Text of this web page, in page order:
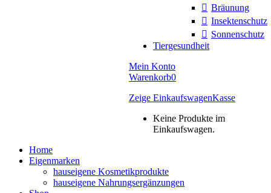
Bräunung
Insektenschutz
Sonnenschutz
Tiergesundheit
Mein Konto
Warenkorb0
Zeige EinkaufswagenKasse
Keine Produkte im
Einkaufswagen.
Home
Eigenmarken
hauseigene Kosmetikprodukte
hauseigene Nahrungsergänzungen